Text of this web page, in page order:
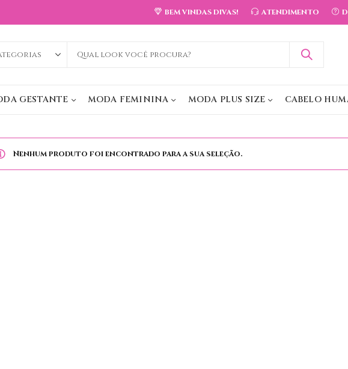
BEM VINDAS DIVAS! ATENDIMENTO
GESTANTE MODA FEMININA MODA PLUS SIZE CABELO
Nenhum produto foi encontrado para a sua seleção.